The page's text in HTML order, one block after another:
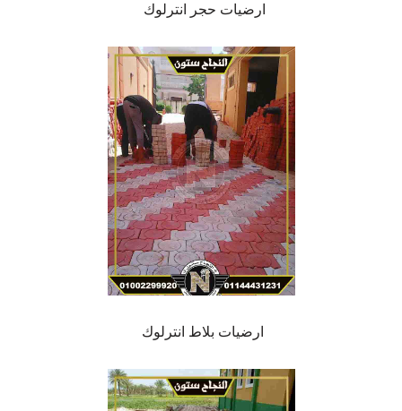
ارضيات حجر انترلوك
ارضيات بلاط انترلوك